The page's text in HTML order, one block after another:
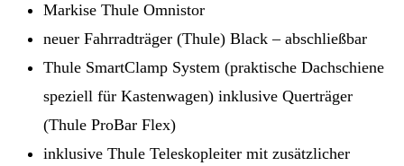
Markise Thule Omnistor
neuer Fahrradträger (Thule) Black – abschließbar
Thule SmartClamp System (praktische Dachschiene
speziell für Kastenwagen) inklusive Querträger
(Thule ProBar Flex)
inklusive Thule Teleskopleiter mit zusätzlicher